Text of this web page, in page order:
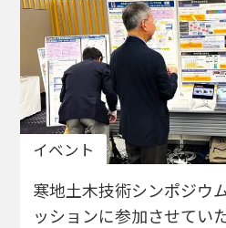
イベント
寒地土木技術シンポジウ
ッションに参加させてい